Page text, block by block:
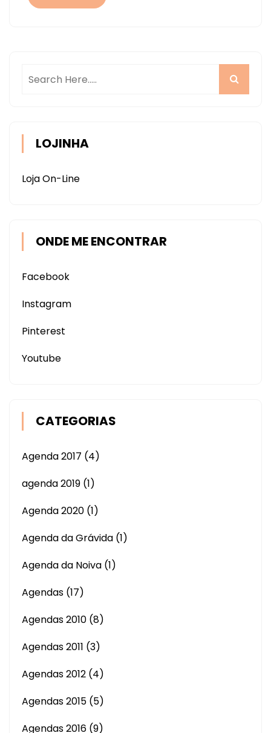
LOJINHA
Loja On-Line
ONDE ME ENCONTRAR
Facebook
Instagram
Pinterest
Youtube
CATEGORIAS
Agenda 2017 (4)
agenda 2019 (1)
Agenda 2020 (1)
Agenda da Grávida (1)
Agenda da Noiva (1)
Agendas (17)
Agendas 2010 (8)
Agendas 2011 (3)
Agendas 2012 (4)
Agendas 2015 (5)
Agendas 2016 (9)